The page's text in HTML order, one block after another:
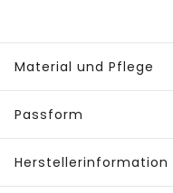
Material und Pflege
Passform
Herstellerinformation